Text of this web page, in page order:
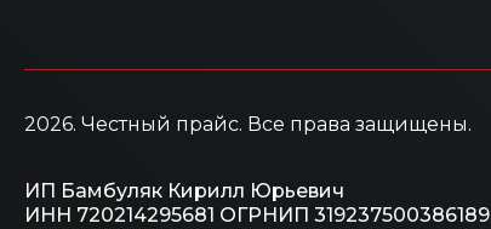
2026. Честный прайс. Все права защищены.
ИП Бамбуляк Кирилл Юрьевич
ИНН 720214295681 ОГРНИП 319237500386189